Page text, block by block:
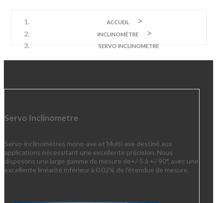
ACCUEIL
INCLINOMÈTRE
SERVO INCLINOMETRE
Servo Inclinometre
Servo-inclinomètres mono-axe et Multi-axe destiné aux
applications nécessitant une excellente précision. Nous
disposons une large gamme de mesure de+/-5 à +/-90°, avec une
excellente linéarité inférieur à 0.02% de l'étendue de mesure.